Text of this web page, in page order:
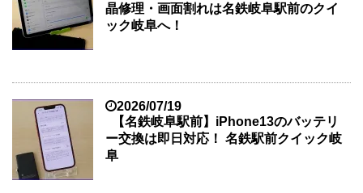
晶修理・画面割れは名鉄岐阜駅前のクイ
ック岐阜へ！
2026/07/19
【名鉄岐阜駅前】iPhone13のバッテリ
ー交換は即日対応！ 名鉄駅前クイック岐
阜